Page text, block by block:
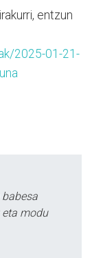
entzun
2025-01-21-
modu